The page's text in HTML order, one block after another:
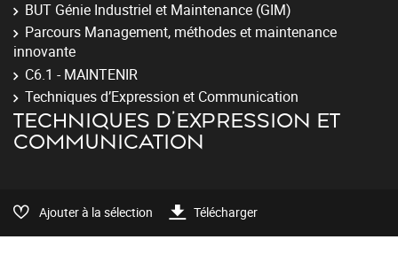
BUT Génie Industriel et Maintenance (GIM)
Parcours Management, méthodes et maintenance
innovante
C6.1 - MAINTENIR
Techniques d’Expression et Communication
TECHNIQUES D’EXPRESSION ET
COMMUNICATION
Ajouter à la sélection Télécharger